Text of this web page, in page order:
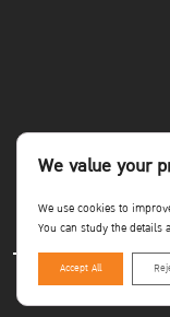
We value your
We use cookies to
You can study the details
Accept All